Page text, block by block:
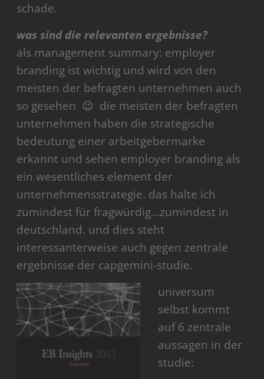
schade.
was sind die relevanten ergebnisse?
als management summary: employer
branding ist wichtig und wird von den
meisten der befragten unternehmen auch
so gesehen 😉 die meisten der befragten
unternehmen haben die strategische
bedeutung einer arbeitgebermarke
erkannt und sehen employer branding als
ein wesentliches element der
unternehmensstrategie. das halte ich
zumindest für fragwürdig…zumindest in
deutschland. und dies steht
interessanterweise auch gegen zentrale
ergebnisse der capgemini-studie.
universum
selbst kommt
auf 6 zentrale
aussagen in der
studie: